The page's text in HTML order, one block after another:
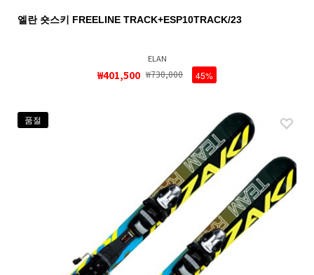
엘란 숏스키 FREELINE TRACK+ESP10TRACK/23
ELAN
₩401,500 ₩730,000 45%
품절